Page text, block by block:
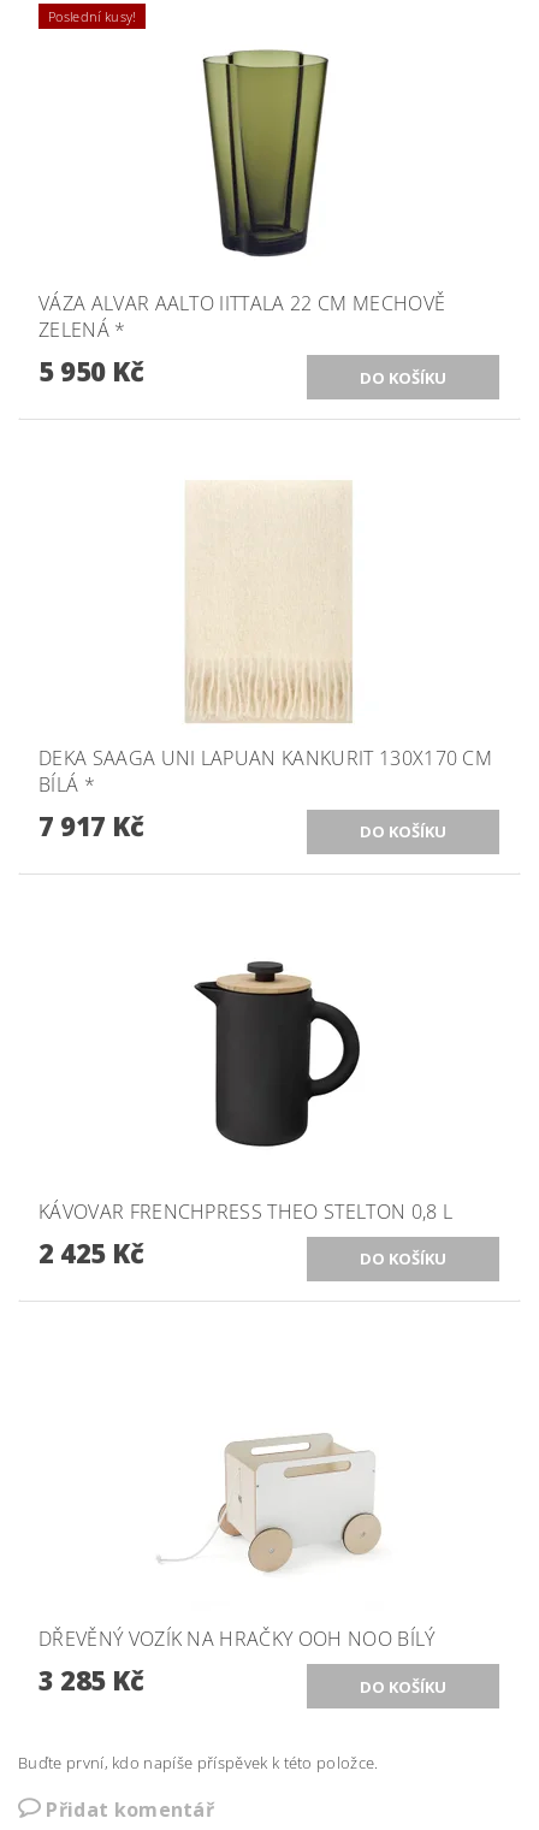
Poslední kusy!
VÁZA ALVAR AALTO IITTALA 22 CM MECHOVĚ
ZELENÁ *
5 950 Kč
DEKA SAAGA UNI LAPUAN KANKURIT 130X170 CM
BÍLÁ *
7 917 Kč
KÁVOVAR FRENCHPRESS THEO STELTON 0,8 L
2 425 Kč
DŘEVĚNÝ VOZÍK NA HRAČKY OOH NOO BÍLÝ
3 285 Kč
Buďte první, kdo napíše příspěvek k této položce.
Přidat komentář